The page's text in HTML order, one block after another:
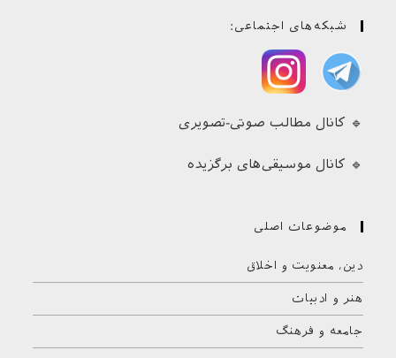
شبکه‌های اجتماعی:
🔹 کانال مطالب صوتی-تصویری
🔹 کانال موسیقی‌های برگزیده
موضوعات اصلی
دین، معنویت و اخلاق
هنر و ادبیات
جامعه و فرهنگ